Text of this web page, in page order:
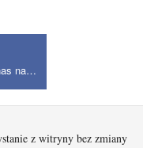
Dołącz do nas na Facebook
Mężczyzna
Beauty
z witryny bez zmiany